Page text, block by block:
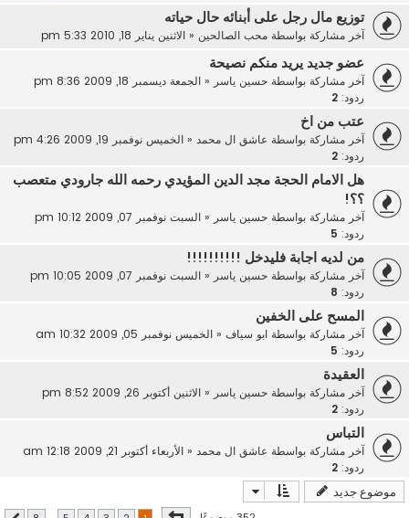
توزيع مال رجل على أبنائه حال حياته
آخر مشاركة بواسطة محب الصالحين« الاثنين يناير 18, 2010 5:33 pm
عضو جديد يريد منكم نصيحة
آخر مشاركة بواسطة حسين ياسر« الجمعة ديسمبر 18, 2009 8:36 pm
ردود: 2
عتب من اخ
آخر مشاركة بواسطة عاشق ال محمد« الخميس نوفمبر 19, 2009 4:26 pm
ردود: 2
هل الامام الحجة مجد الدين المؤيدي رحمه الله جارودي متعصب
؟؟!
آخر مشاركة بواسطة حسين ياسر« السبت نوفمبر 07, 2009 10:12 pm
ردود: 5
من لديه اجابة فليدخل !!!!!!!!!!
آخر مشاركة بواسطة حسين ياسر« السبت نوفمبر 07, 2009 10:05 pm
ردود: 8
المسح على الخفين
آخر مشاركة بواسطة ابو سياف« الخميس نوفمبر 05, 2009 10:32 am
ردود: 5
العقيدة
آخر مشاركة بواسطة حسين ياسر« الاثنين أكتوبر 26, 2009 8:52 pm
ردود: 2
التباس
آخر مشاركة بواسطة عاشق ال محمد« الأربعاء أكتوبر 21, 2009 12:18 am
ردود: 2
موضوع جديد